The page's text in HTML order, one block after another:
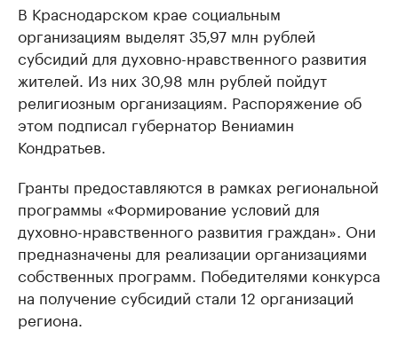
В Краснодарском крае социальным
организациям выделят 35,97 млн рублей
субсидий для духовно-нравственного развития
жителей. Из них 30,98 млн рублей пойдут
религиозным организациям. Распоряжение об
этом подписал губернатор Вениамин
Кондратьев.
Гранты предоставляются в рамках региональной
программы «Формирование условий для
духовно-нравственного развития граждан». Они
предназначены для реализации организациями
собственных программ. Победителями конкурса
на получение субсидий стали 12 организаций
региона.